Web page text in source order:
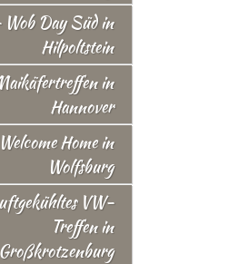
Day Süd in
Hilpoltstein
in
Hannover
Home in
Wolfsburg
VW-
Treffen in
Großkrotzenburg